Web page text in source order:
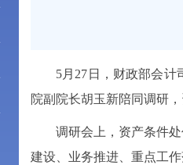
5月27日，财政部会
院副院长胡玉新陪同调研
调研会上，资产条件
建设、业务推进、重点工